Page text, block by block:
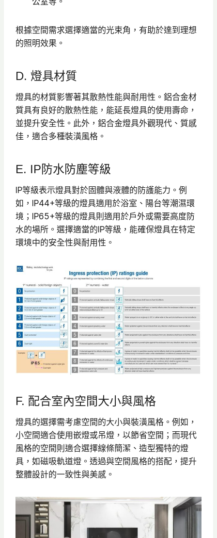
根據空間需求選擇適當的光束角，有助於達到理想
的照明效果。​
D. 燈具材質
燈具的材質影響著其散熱性能與耐用性。​鋁合金材
質具有良好的散熱性能，能延長燈具的使用壽命，
並提升安全性。​此外，鋁合金燈具外觀現代、質感
佳，適合多種裝潢風格。​
E. IP防水防塵等級
IP等級表示燈具對於固體與液體的防護能力。​例
如，IP44+等級的燈具適用於浴室、陽台等潮濕環
境；IP65+等級的燈具則適用於戶外或需要高度防
水的場所。​選擇適當的IP等級，能確保燈具在特定
環境中的安全性與耐用性。​
F. 配合室內空間大小與風格
燈具的選擇需考慮空間的大小與裝潢風格。​例如，
小空間適合使用嵌燈或吊燈，以節省空間；而現代
風格的空間則適合選擇線條簡潔、造型獨特的燈
具，如磁吸軌道燈。​透過與空間風格的搭配，提升
整體設計的一致性與美感。​